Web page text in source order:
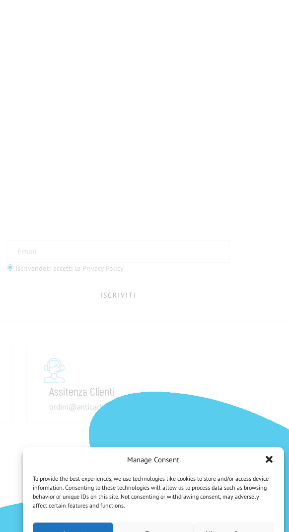
Manage Consent
To provide the best experiences, we use technologies like cookies to store and/or access device
information. Consenting to these technologies will allow us to process data such as browsing
behavior or unique IDs on this site. Not consenting or withdrawing consent, may adversely
affect certain features and functions.
Iscrivendoti accetti la Privacy Policy
Assitenza Clienti
ordini@anticachiti.it
Pagamenti sicuri
Iscriviti Alla Nostra Newsletter